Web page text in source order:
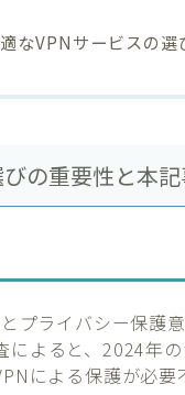
なVPNサービスの選
の重要性と本
プライバシー保護
によると、2024年
による保護が必要